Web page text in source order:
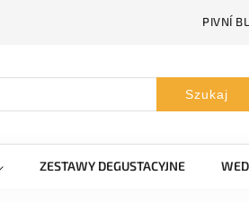
PIVNÍ
Szukaj
ZESTAWY DEGUSTACYJNE